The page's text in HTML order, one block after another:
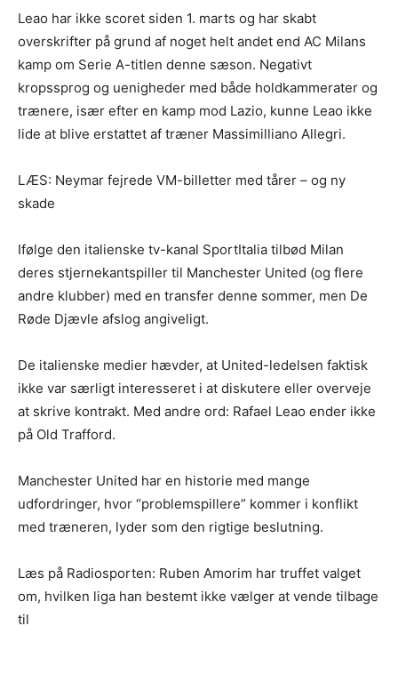
Leao har ikke scoret siden 1. marts og har skabt
overskrifter på grund af noget helt andet end AC Milans
kamp om Serie A-titlen denne sæson. Negativt
kropssprog og uenigheder med både holdkammerater og
trænere, især efter en kamp mod Lazio, kunne Leao ikke
lide at blive erstattet af træner Massimilliano Allegri.
LÆS: Neymar fejrede VM-billetter med tårer – og ny
skade
Ifølge den italienske tv-kanal SportItalia tilbød Milan
deres stjernekantspiller til Manchester United (og flere
andre klubber) med en transfer denne sommer, men De
Røde Djævle afslog angiveligt.
De italienske medier hævder, at United-ledelsen faktisk
ikke var særligt interesseret i at diskutere eller overveje
at skrive kontrakt. Med andre ord: Rafael Leao ender ikke
på Old Trafford.
Manchester United har en historie med mange
udfordringer, hvor “problemspillere” kommer i konflikt
med træneren, lyder som den rigtige beslutning.
Læs på Radiosporten: Ruben Amorim har truffet valget
om, hvilken liga han bestemt ikke vælger at vende tilbage
til